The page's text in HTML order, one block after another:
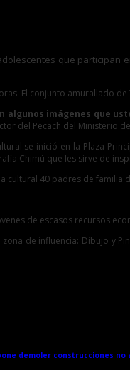
que participan
El conjunto amurallado
algunos imágenes que
del Pecach del Ministerio
se inició en la Plaza
Chimú que les sirve de
40 padres de familia
de escasos recursos
de influencia: Dibujo y
demoler construcciones